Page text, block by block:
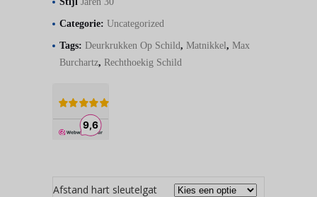
Categorie: Uncategorized
Tags: Deurkrukken Op Schild, Matnikkel, Max
Burchartz, Rechthoekig Schild
Afstand hart sleutelgat